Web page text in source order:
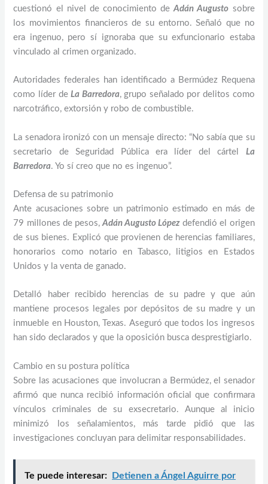
cuestionó el nivel de conocimiento deAdán Augusto sobre
los movimientos financieros de su entorno. Señaló que no
era ingenuo, pero sí ignoraba que su exfuncionario estaba
vinculado al crimen organizado.
Autoridades federales han identificado a Bermúdez Requena
como líder deLa Barredora, grupo señalado por delitos como
narcotráfico, extorsión y robo de combustible.
La senadora ironizó con un mensaje directo: “No sabía que su
secretario de Seguridad Pública era líder del cártel La
Barredora. Yo sí creo que no es ingenuo”.
Defensa de su patrimonio
Ante acusaciones sobre un patrimonio estimado en más de
79 millones de pesos,Adán Augusto López defendió el origen
de sus bienes. Explicó que provienen de herencias familiares,
honorarios como notario en Tabasco, litigios en Estados
Unidos y la venta de ganado.
Detalló haber recibido herencias de su padre y que aún
mantiene procesos legales por depósitos de su madre y un
inmueble en Houston, Texas. Aseguró que todos los ingresos
han sido declarados y que la oposición busca desprestigiarlo.
Cambio en su postura política
Sobre las acusaciones que involucran a Bermúdez, el senador
afirmó que nunca recibió información oficial que confirmara
vínculos criminales de su exsecretario. Aunque al inicio
minimizó los señalamientos, más tarde pidió que las
investigaciones concluyan para delimitar responsabilidades.
Te puede interesar: Detienen a Ángel Aguirre por